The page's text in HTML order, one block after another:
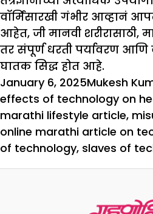
वॉर्मिंसारखी गंभीर आव्हानं
आहेत, जी मानवी शरीरासाठी,
तर संपूर्ण धरती पर्यावरण
घातक सिद्ध होत आहे.
Posted
on
January 6, 2025Author
Mukesh
effects of technology on
marathi lifestyle article,
online marathi article on
of technology, slaves of